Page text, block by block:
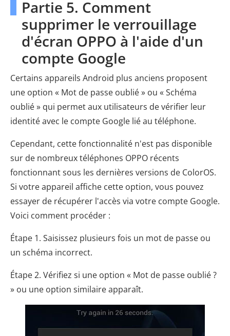
Partie 5. Comment
supprimer le verrouillage
d'écran OPPO à l'aide d'un
compte Google
Certains appareils Android plus anciens proposent
une option « Mot de passe oublié » ou « Schéma
oublié » qui permet aux utilisateurs de vérifier leur
identité avec le compte Google lié au téléphone.
Cependant, cette fonctionnalité n'est pas disponible
sur de nombreux téléphones OPPO récents
fonctionnant sous les dernières versions de ColorOS.
Si votre appareil affiche cette option, vous pouvez
essayer de récupérer l'accès via votre compte Google.
Voici comment procéder :
Étape 1. Saisissez plusieurs fois un mot de passe ou
un schéma incorrect.
Étape 2. Vérifiez si une option « Mot de passe oublié ?
» ou une option similaire apparaît.